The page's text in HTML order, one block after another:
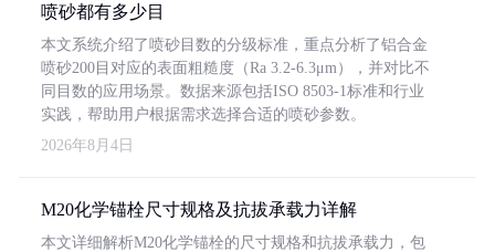
喷砂都有多少目
本文系统介绍了喷砂目数的分级标准，重点分析了铝合金
喷砂200目对应的表面粗糙度（Ra 3.2-6.3μm），并对比不
同目数的应用场景。数据来源包括ISO 8503-1标准和行业
实践，帮助用户根据需求选择合适的喷砂参数。
2026年8月4日
M20化学锚栓尺寸规格及抗拔承载力详解
本文详细解析M20化学锚栓的尺寸规格和抗拔承载力，包